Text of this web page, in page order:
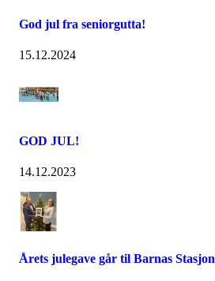
God jul fra seniorgutta!
15.12.2024
GOD JUL!
14.12.2023
Årets julegave går til Barnas Stasjon